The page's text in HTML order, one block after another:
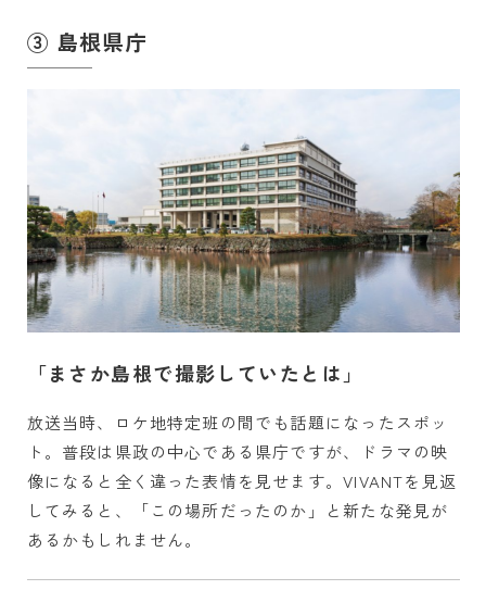
③ 島根県庁
「まさか島根で撮影していたとは」
放送当時、ロケ地特定班の間でも話題になったスポッ
ト。普段は県政の中心である県庁ですが、ドラマの映
像になると全く違った表情を見せます。VIVANTを見返
してみると、「この場所だったのか」と新たな発見が
あるかもしれません。